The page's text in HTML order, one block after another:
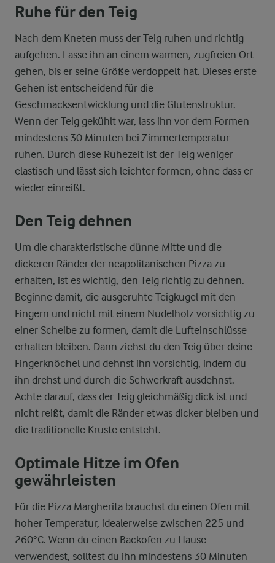
Ruhe für den Teig
Nach dem Kneten muss der Teig ruhen und richtig
aufgehen. Lasse ihn an einem warmen, zugfreien Ort
gehen, bis er seine Größe verdoppelt hat. Dieses erste
Gehen ist entscheidend für die
Geschmacksentwicklung und die Glutenstruktur.
Wenn der Teig gekühlt war, lass ihn vor dem Formen
mindestens 30 Minuten bei Zimmertemperatur
ruhen. Durch diese Ruhezeit ist der Teig weniger
elastisch und lässt sich leichter formen, ohne dass er
wieder einreißt.
Den Teig dehnen
Um die charakteristische dünne Mitte und die
dickeren Ränder der neapolitanischen Pizza zu
erhalten, ist es wichtig, den Teig richtig zu dehnen.
Beginne damit, die ausgeruhte Teigkugel mit den
Fingern und nicht mit einem Nudelholz vorsichtig zu
einer Scheibe zu formen, damit die Lufteinschlüsse
erhalten bleiben. Dann ziehst du den Teig über deine
Fingerknöchel und dehnst ihn vorsichtig, indem du
ihn drehst und durch die Schwerkraft ausdehnst.
Achte darauf, dass der Teig gleichmäßig dick ist und
nicht reißt, damit die Ränder etwas dicker bleiben und
die traditionelle Kruste entsteht.
Optimale Hitze im Ofen
gewährleisten
Für die Pizza Margherita brauchst du einen Ofen mit
hoher Temperatur, idealerweise zwischen 225 und
260°C. Wenn du einen Backofen zu Hause
verwendest, solltest du ihn mindestens 30 Minuten